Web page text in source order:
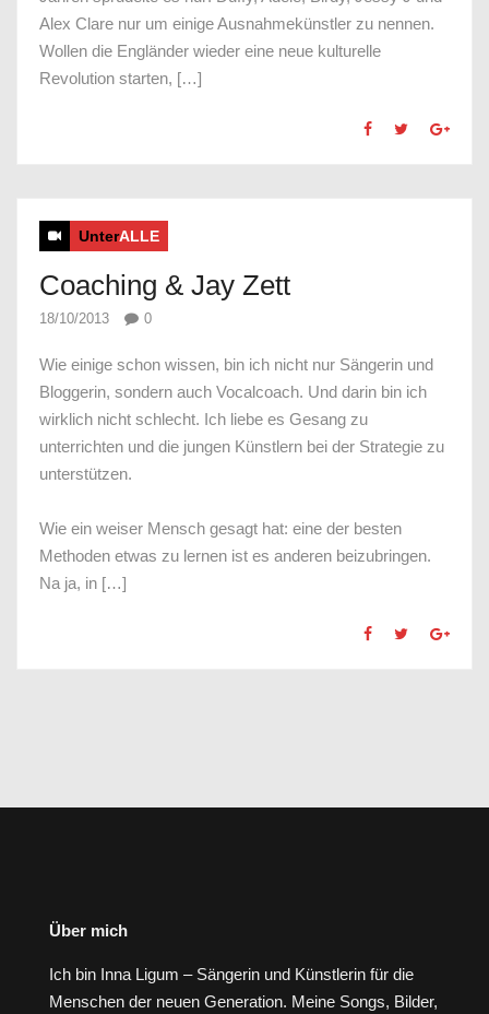
Alex Clare nur um einige Ausnahmekünstler zu nennen.
Wollen die Engländer wieder eine neue kulturelle
Revolution starten, […]
UnterALLE
Coaching & Jay Zett
18/10/2013 0
Wie einige schon wissen, bin ich nicht nur Sängerin und
Bloggerin, sondern auch Vocalcoach. Und darin bin ich
wirklich nicht schlecht. Ich liebe es Gesang zu
unterrichten und die jungen Künstlern bei der Strategie zu
unterstützen.
Wie ein weiser Mensch gesagt hat: eine der besten
Methoden etwas zu lernen ist es anderen beizubringen.
Na ja, in […]
Über mich
Ich bin Inna Ligum – Sängerin und Künstlerin für die
Menschen der neuen Generation. Meine Songs, Bilder,